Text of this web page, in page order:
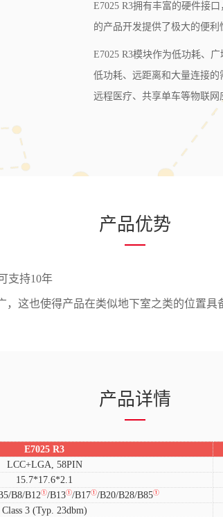
E7025 R3拥有丰富的硬件接
的产品开发提供了极大的便利
E7025 R3模块作为低功耗、
低功耗、远距离和大量连接的
远程医疗、共享单车等物联网
产品优势
支持10年
这也使得产品在类似地下室之类的位置具
产品详情
E7025 R3
LCC+LGA, 58PIN
15.7*17.6*2.1
B8/B12①/B13①/B17①/B20/B28/B85①
Class 3 (Typ. 23dbm)